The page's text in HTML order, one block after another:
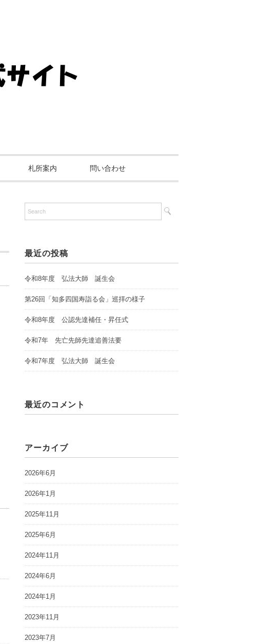
札所案内 問い合わせ
最近の投稿
令和8年度 弘法大師 誕生会
第26回「知多四国寿詣る会」巡拝の様子
令和8年度 公認先達補任・昇任式
令和7年 先亡先師先達追善法要
令和7年度 弘法大師 誕生会
最近のコメント
アーカイブ
2026年6月
2026年1月
2025年11月
2025年6月
2024年11月
2024年6月
2024年1月
2023年11月
2023年7月